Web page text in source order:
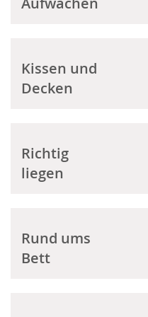
Kissen und
Decken
Richtig
liegen
Rund ums
Bett